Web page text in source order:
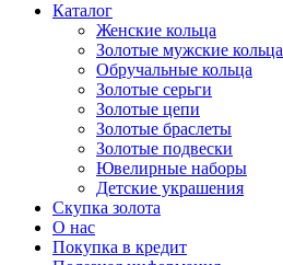
Каталог
Женские кольца
Золотые мужские кольца
Обручальные кольца
Золотые серьги
Золотые цепи
Золотые браслеты
Золотые подвески
Ювелирные наборы
Детские украшения
Скупка золота
О нас
Покупка в кредит